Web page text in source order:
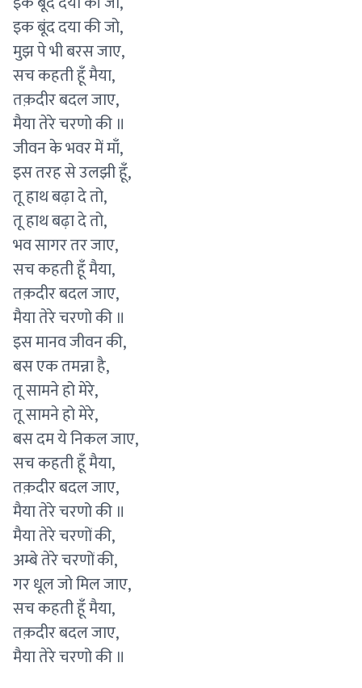
इक बूंद दया की जो,
मुझ पे भी बरस जाए,
सच कहती हूँ मैया,
तक़दीर बदल जाए,
मैया तेरे चरणो की ॥
जीवन के भवर में माँ,
इस तरह से उलझी हूँ,
तू हाथ बढ़ा दे तो,
तू हाथ बढ़ा दे तो,
भव सागर तर जाए,
सच कहती हूँ मैया,
तक़दीर बदल जाए,
मैया तेरे चरणो की ॥
इस मानव जीवन की,
बस एक तमन्ना है,
तू सामने हो मेरे,
तू सामने हो मेरे,
बस दम ये निकल जाए,
सच कहती हूँ मैया,
तक़दीर बदल जाए,
मैया तेरे चरणो की ॥
मैया तेरे चरणों की,
अम्बे तेरे चरणों की,
गर धूल जो मिल जाए,
सच कहती हूँ मैया,
तक़दीर बदल जाए,
मैया तेरे चरणो की ॥